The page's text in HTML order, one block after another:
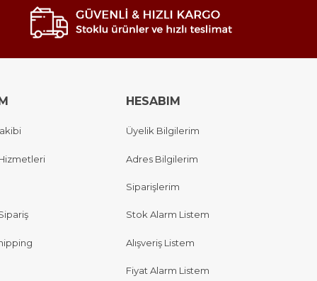
HESABIM
Üyelik Bilgilerim
Adres Bilgilerim
Siparişlerim
Stok Alarm Listem
Alışveriş Listem
Fiyat Alarm Listem